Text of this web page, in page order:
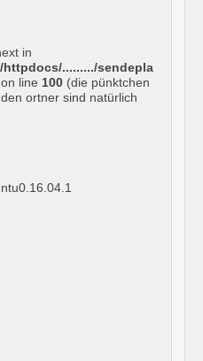
in
........./sendepla
on line 100 (die pünktchen
ortner sind natürlich